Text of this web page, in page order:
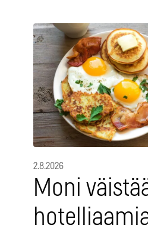
2.8.2026
Moni